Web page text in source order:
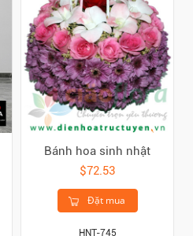
Bánh hoa sinh nhật
$72.53
Đặt mua
HNT-745